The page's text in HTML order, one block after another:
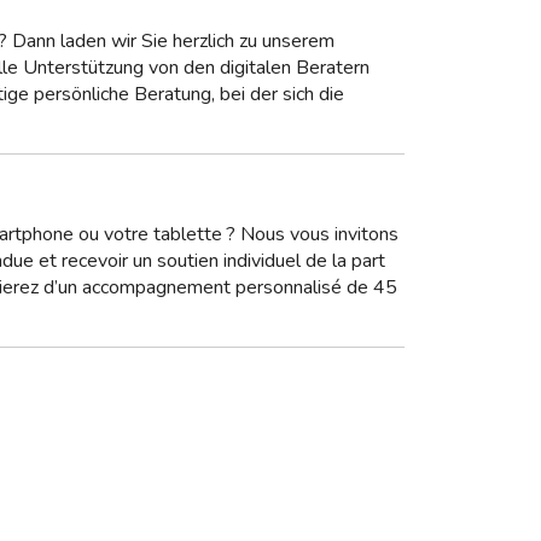
laden wir Sie herzlich zu unserem
Unterstützung von den digitalen Beratern
persönliche Beratung, bei der sich die
ou votre tablette ? Nous vous invitons
et recevoir un soutien individuel de la part
d’un accompagnement personnalisé de 45